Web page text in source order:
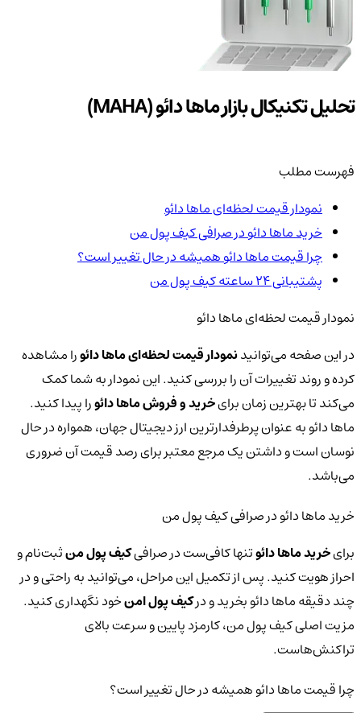
تحلیل تکنیکال بازار ماها دائو (MAHA)
فهرست مطلب
نمودار قیمت لحظه‌ای ماها دائو
خرید ماها دائو در صرافی کیف پول من
چرا قیمت ماها دائو همیشه در حال تغییر است؟
پشتیبانی ۲۴ ساعته کیف پول من
نمودار قیمت لحظه‌ای ماها دائو
در این صفحه می‌توانیدنمودار قیمت لحظه‌ای ماها دائورا مشاهده
کرده و روند تغییرات آن را بررسی کنید. این نمودار به شما کمک
می‌کند تا بهترین زمان برایخرید و فروش ماها دائورا پیدا کنید.
ماها دائو به عنوان پرطرفدارترین ارز دیجیتال جهان، همواره در حال
نوسان است و داشتن یک مرجع معتبر برای رصد قیمت آن ضروری
می‌باشد.
خرید ماها دائو در صرافی کیف پول من
برایخرید ماها دائوتنها کافی‌ست در صرافیکیف پول منثبت‌نام و
احراز هویت کنید. پس از تکمیل این مراحل، می‌توانید به راحتی و در
چند دقیقه ماها دائو بخرید و درکیف پول امنخود نگهداری کنید.
مزیت اصلی کیف پول من، کارمزد پایین و سرعت بالای
تراکنش‌هاست.
چرا قیمت ماها دائو همیشه در حال تغییر است؟